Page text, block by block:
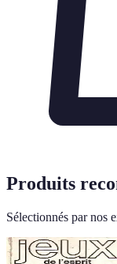
Produits
Sélectionnés par nos